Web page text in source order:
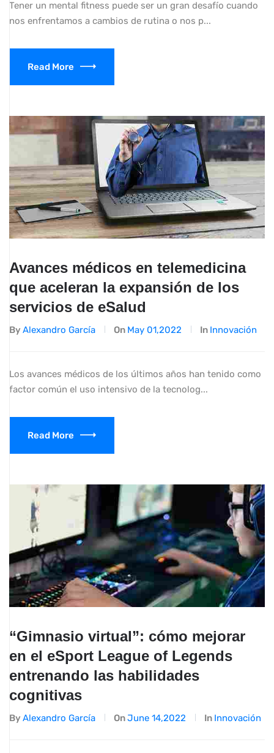
Tener un mental fitness puede ser un gran desafío cuando
nos enfrentamos a cambios de rutina o nos p...
Read More
Avances médicos en telemedicina
que aceleran la expansión de los
servicios de eSalud
By Alexandro García On May 01,2022 In Innovación
Los avances médicos de los últimos años han tenido como
factor común el uso intensivo de la tecnolog...
Read More
“Gimnasio virtual”: cómo mejorar
en el eSport League of Legends
entrenando las habilidades
cognitivas
By Alexandro García OnJune 14,2022 In Innovación